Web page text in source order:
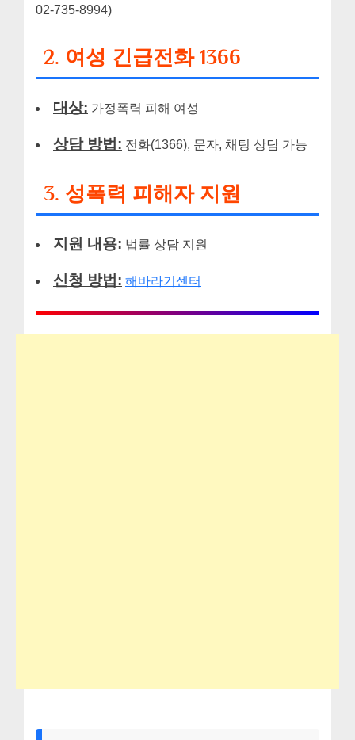
02-735-8994)
2. 여성 긴급전화 1366
대상: 가정폭력 피해 여성
상담 방법: 전화(1366), 문자, 채팅 상담 가능
3. 성폭력 피해자 지원
지원 내용: 법률 상담 지원
신청 방법: 해바라기센터